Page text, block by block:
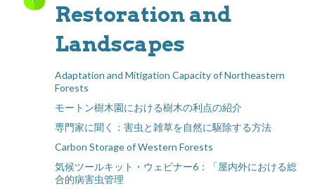
Restoration and
Landscapes
Adaptation and Mitigation Capacity of Northeastern
Forests
モートン樹木園における樹木の利点の紹介
専門家に聞く：害虫と雑草を自然に駆除する方法
Carbon Storage of Western Forests
気候ツールキット・ウェビナー6：「屋内外における総
合的病害虫管理